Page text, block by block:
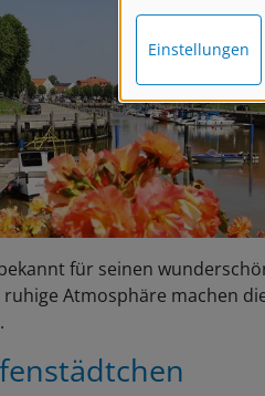
für seinen
Atmosphäre machen
Einstellungen